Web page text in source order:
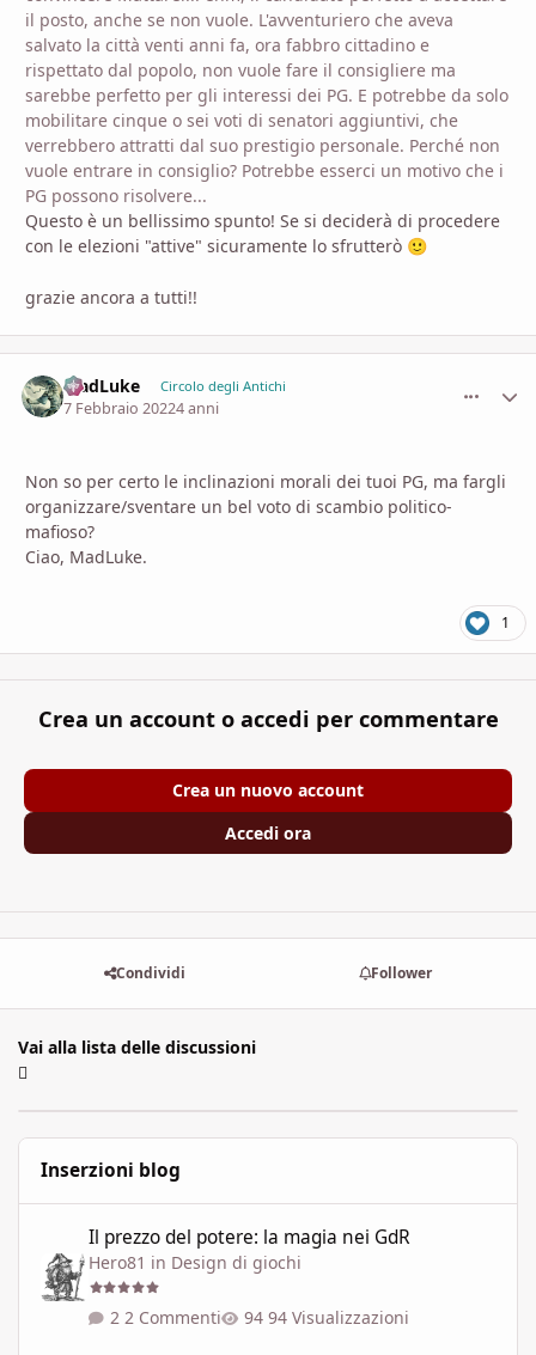
il posto, anche se non vuole. L'avventuriero che aveva
salvato la città venti anni fa, ora fabbro cittadino e
rispettato dal popolo, non vuole fare il consigliere ma
sarebbe perfetto per gli interessi dei PG. E potrebbe da solo
mobilitare cinque o sei voti di senatori aggiuntivi, che
verrebbero attratti dal suo prestigio personale. Perché non
vuole entrare in consiglio? Potrebbe esserci un motivo che i
PG possono risolvere...
Questo è un bellissimo spunto! Se si deciderà di procedere
con le elezioni "attive" sicuramente lo sfrutterò 🙂
grazie ancora a tutti!!
MadLuke Circolo degli Antichi
7 Febbraio 20224 anni
Non so per certo le inclinazioni morali dei tuoi PG, ma fargli
organizzare/sventare un bel voto di scambio politico-
mafioso?
Ciao, MadLuke.
1
Crea un account o accedi per commentare
Crea un nuovo account
Accedi ora
Condividi Follower
Vai alla lista delle discussioni
Inserzioni blog
Il prezzo del potere: la magia nei GdR
Hero81 in Design di giochi
2 Commenti 94 Visualizzazioni